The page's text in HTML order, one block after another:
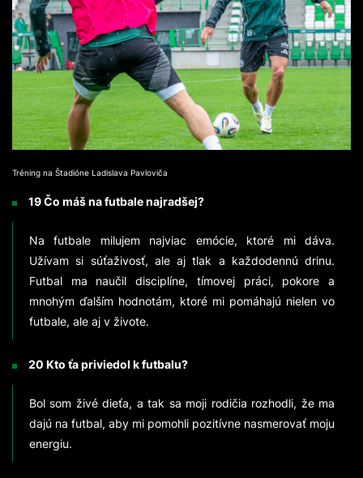
Tréning na Štadióne Ladislava Pavloviča
19 Čo máš na futbale najradšej?
Na futbale milujem najviac emócie, ktoré mi dáva.
Užívam si súťaživosť, ale aj tlak a každodennú drinu.
Futbal ma naučil disciplíne, tímovej práci, pokore a
mnohým ďalším hodnotám, ktoré mi pomáhajú nielen vo
futbale, ale aj v živote.
20 Kto ťa priviedol k futbalu?
Bol som živé dieťa, a tak sa moji rodičia rozhodli, že ma
dajú na futbal, aby mi pomohli pozitívne nasmerovať moju
energiu.